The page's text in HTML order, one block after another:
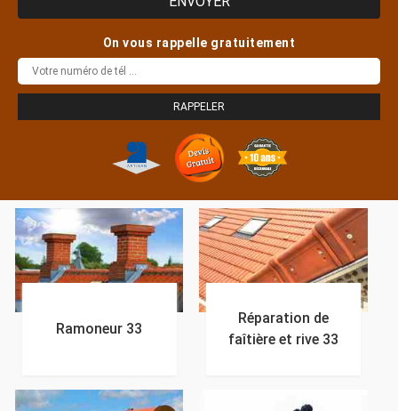
On vous rappelle gratuitement
Ramoneur 33
Réparation de
faîtière et rive 33